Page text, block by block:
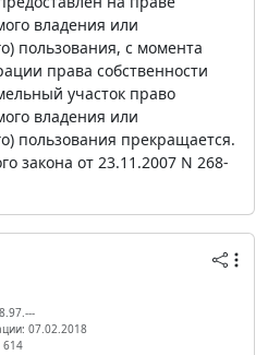
владения или
пользования, с момента
права собственности
участок право
владения или
пользования прекращается.
закона от 23.11.2007 N 268-
07.02.2018
614